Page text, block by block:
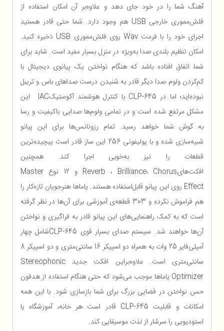
آهنگ شما را در خود جای دهد و علاوه‌بر آن امکان استفاده از
فلش‌مموری خارجی USB هم وجود دارد. شما حتی قادر هستید
اجرای خود را با فرمت Wav روی فلش‌مموری USB ذخیره کنید.
امکان تنظیم بلندی صدا به‌ویژه در منزل بسیار مفید است. شاید برای
شما اتفاق افتاده باشد که هنگام نواختن یک پیانوی دیجیتال با
کم‌کردن ولوم صدا دیگر قادر به شنیدن درست صداهای باس و تریبل
نبوده‌اید؛ اما در CLP-645 با کنترل هوشمند آکوستیکIAC این
مشکل مرتفع شده است و در تمامی ولوم‌ها صدایی باکیفیت و رسا
به گوش شما خواهد رسید. تمام رزونانس‌ها برای این پیانو
شبیه‌سازی‌ شده و با پولیفونی 256 این ساز قادر است پیچیده‌ترین
قطعات را نیز به‌خوبی اجرا کند. همچنین
افکت‌هایReverb ، Brilliance، Chorus و 12 نوع Master
Effect روی این پیانو قابل‌استفاده هستند. یاماها هنرجویان تازه‌کار را
هم فراموش نکرده و 303 قطعه‌ی آموزشی برای آن‌ها در نظر گرفته
است که به کمک راهنمایی‌های این پیانو قادر به فراگیری و نواختن
آن‌ها خواهند شد. سیستم صدای بسیار قوی CLP-645شامل چهار
آمپلی‌فایر 25 وات به همراه دو اسپیکر 16 سانتی‌متری و دو اسپیکر 8
سانتی‌متری است. علاوه‌براین افکت جدید Stereophonic
Optimizer یاماها موجب می‌شود که حتی هنگام استفاده از هدفون
حس نواختن در فضایی بزرگ برای شما بازسازی شود. با این ‌همه
امکانات و قابلیت‌ CLP-645 قادر است هر خانه، آموزشگاه یا
استودیویی را سرشار از لذت موسیقایی کند.